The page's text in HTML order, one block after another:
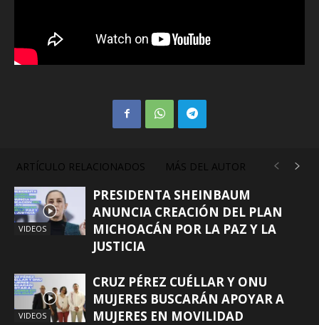
ARTÍCULO RELACIONADOS MÁS DEL AUTOR
VIDEOS
PRESIDENTA SHEINBAUM
ANUNCIA CREACIÓN DEL PLAN
MICHOACÁN POR LA PAZ Y LA
JUSTICIA
VIDEOS
CRUZ PÉREZ CUÉLLAR Y ONU
MUJERES BUSCARÁN APOYAR A
MUJERES EN MOVILIDAD